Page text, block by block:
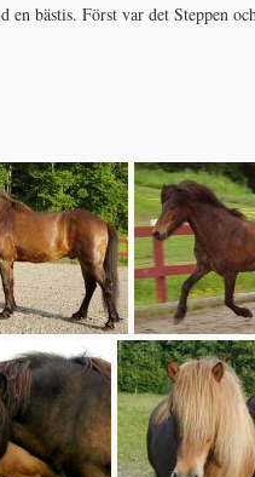
en bästis. Först var det Steppen